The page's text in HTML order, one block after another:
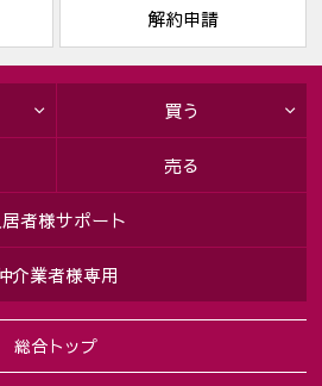
解約申請
総合トップ
買う
売る
者様サポート
介業者様専用